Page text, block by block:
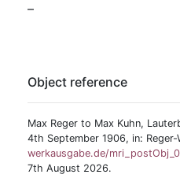
–
Object reference
Max Reger to Max Kuhn,
4th September 1906, in: Reger-
werkausgabe.de/
7th August 2026.